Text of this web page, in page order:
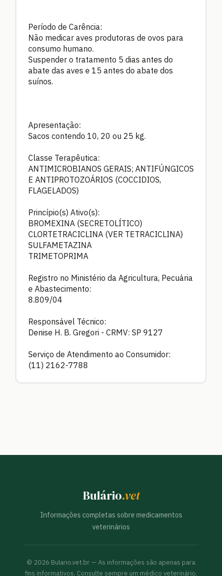
Período de Carência:
Não medicar aves produtoras de ovos para
consumo humano.
Suspender o tratamento 5 dias antes do
abate das aves e 15 antes do abate dos
suínos.
Apresentação:
Sacos contendo 10, 20 ou 25 kg.
Classe Terapêutica:
ANTIMICROBIANOS GERAIS; ANTIFÚNGICOS
E ANTIPROTOZOÁRIOS (COCCIDIOS,
FLAGELADOS)
Princípio(s) Ativo(s):
BROMEXINA (SECRETOLÍTICO)
CLORTETRACICLINA (VER TETRACICLINA)
SULFAMETAZINA
TRIMETOPRIMA
Registro no Ministério da Agricultura, Pecuária
e Abastecimento:
8.809/04
Responsável Técnico:
Denise H. B. Gregori - CRMV: SP 9127
Serviço de Atendimento ao Consumidor:
(11) 2162-7788
Bulário.vet
Informações completas sobre medicamentos
veterinários
© 2026 Bulario.vet.br — As informações são apenas para
fins informativos. Consulte sempre um médico veterinário.